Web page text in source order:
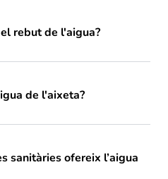
rebut de l'aigua?
de l'aixeta?
sanitàries ofereix l’aigua